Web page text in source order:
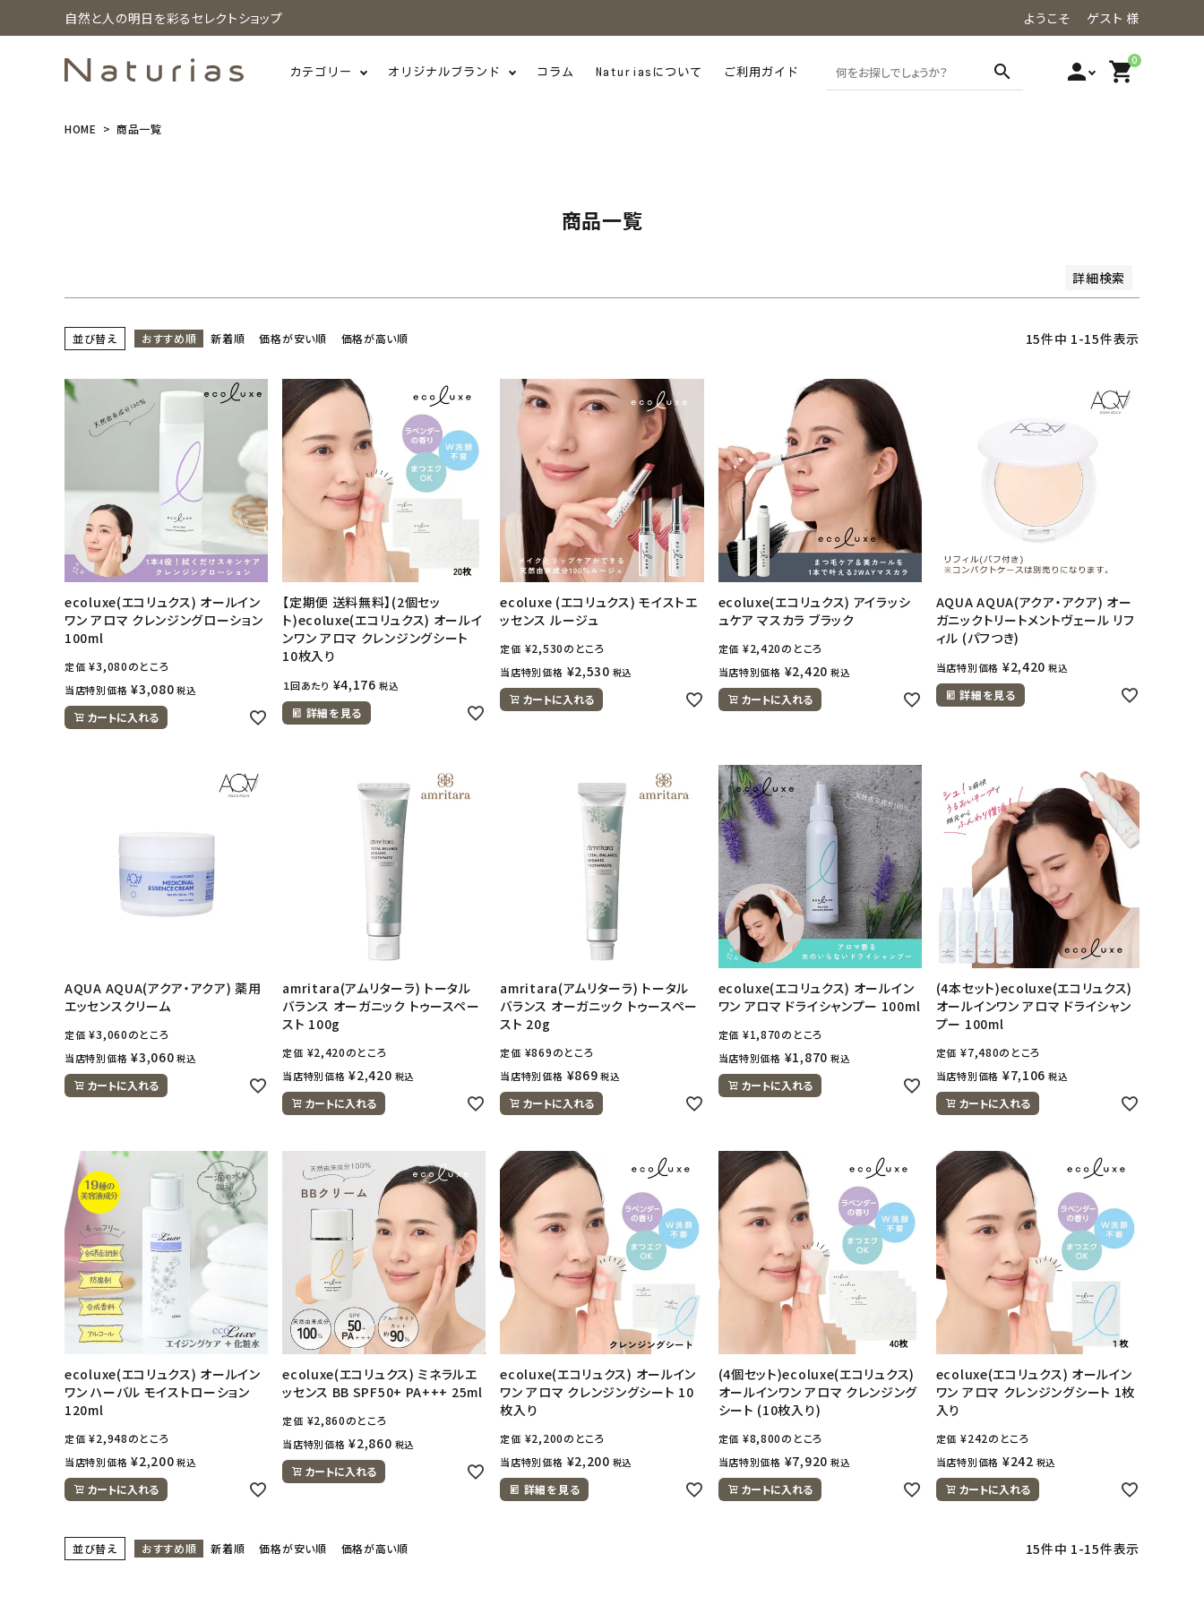
自然と人の明日を彩るセレクトショップ ようこそ ゲスト 様
カテゴリー オリジナルブランド コラム Naturiasについて ご利用ガイド search person 0
shopping_cart
カテゴリーから探す
美容・コスメ・香水
衛生用品
インナー・下着・ナイトウェア
キッズ・ベビー・マタニティ
キッチン用品
フード・ドリンク
アルモニベルツ
ご利用ガイド等
アカウント情報
ようこそ ゲスト 様
ログイン person 会員登録
HOME 商品一覧
商品一覧
詳細検索
注目ワード
3Rの実践
並び順
価格が高い順 レビュー順
並び替え おすすめ順 新着順 価格が安い順 価格が高い順 15件中 1-15件表示
ecoluxe(エコリュクス) オールイン
ワン アロマ クレンジングローション
100ml
定価 ¥3,080のところ
当店特別価格 ¥3,080 税込
カートに入れる
【定期便 送料無料】(2個セッ
ト)ecoluxe(エコリュクス) オールイ
ンワン アロマ クレンジングシート
10枚入り
１回あたり ¥4,176 税込
詳細を見る
ecoluxe (エコリュクス) モイストエ
ッセンス ルージュ
定価 ¥2,530のところ
当店特別価格 ¥2,530 税込
カートに入れる
ecoluxe(エコリュクス) アイラッシ
ュケア マスカラ ブラック
定価 ¥2,420のところ
当店特別価格 ¥2,420 税込
カートに入れる
AQUA AQUA(アクア・アクア) オー
ガニックトリートメントヴェール リフ
ィル (パフつき)
当店特別価格 ¥2,420 税込
詳細を見る
AQUA AQUA(アクア・アクア) 薬用
エッセンスクリーム
定価 ¥3,060のところ
当店特別価格 ¥3,060 税込
カートに入れる
amritara(アムリターラ) トータル
バランス オーガニック トゥースペー
スト 100g
定価 ¥2,420のところ
当店特別価格 ¥2,420 税込
カートに入れる
amritara(アムリターラ) トータル
バランス オーガニック トゥースペー
スト 20g
定価 ¥869のところ
当店特別価格 ¥869 税込
カートに入れる
ecoluxe(エコリュクス) オールイン
ワン アロマ ドライシャンプー 100ml
定価 ¥1,870のところ
当店特別価格 ¥1,870 税込
カートに入れる
(4本セット)ecoluxe(エコリュクス)
オールインワン アロマ ドライシャン
プー 100ml
定価 ¥7,480のところ
当店特別価格 ¥7,106 税込
カートに入れる
ecoluxe(エコリュクス) オールイン
ワン ハーバル モイストローション
120ml
定価 ¥2,948のところ
当店特別価格 ¥2,200 税込
カートに入れる
ecoluxe(エコリュクス) ミネラルエ
ッセンス BB SPF50+ PA+++ 25ml
定価 ¥2,860のところ
当店特別価格 ¥2,860 税込
カートに入れる
ecoluxe(エコリュクス) オールイン
ワン アロマ クレンジングシート 10
枚入り
定価 ¥2,200のところ
当店特別価格 ¥2,200 税込
詳細を見る
(4個セット)ecoluxe(エコリュクス)
オールインワン アロマ クレンジング
シート (10枚入り)
定価 ¥8,800のところ
当店特別価格 ¥7,920 税込
カートに入れる
ecoluxe(エコリュクス) オールイン
ワン アロマ クレンジングシート 1枚
入り
定価 ¥242のところ
当店特別価格 ¥242 税込
カートに入れる
並び替え おすすめ順 新着順 価格が安い順 価格が高い順 15件中 1-15件表示